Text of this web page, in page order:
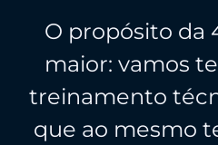
O propósito da
maior: vamos
treinamento
que ao mesmo